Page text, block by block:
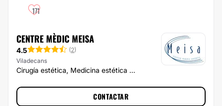
171
CENTRE MÈDIC MEISA
4.5 (2)
Viladecans
Cirugía estética, Medicina estética ...
CONTACTAR